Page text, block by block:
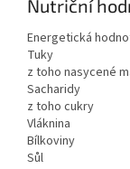
Nutriční
Energetická
Tuky
z toho nasycené
Sacharidy
z toho cukry
Vláknina
Bílkoviny
Sůl